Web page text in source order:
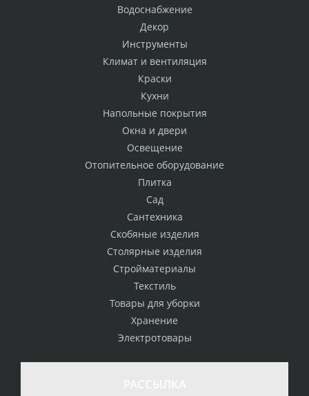
Водоснабжение
Декор
Инструменты
Климат и вентиляция
Краски
Кухни
Напольные покрытия
Окна и двери
Освещение
Отопительное оборудование
Плитка
Сад
Сантехника
Скобяные изделия
Столярные изделия
Стройматериалы
Текстиль
Товары для уборки
Хранение
Электротовары